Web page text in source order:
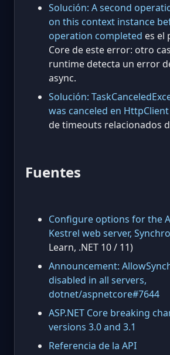
Solución: A second
on this context instance
operation completed es el
Core de este error: otro
runtime detecta un error
async.
Solución:
was canceled en HttpClient
de timeouts relacionados
Fuentes
Configure options for the
Kestrel web server,
Learn, .NET 10 / 11)
Announcement:
disabled in all servers,
dotnet/aspnetcore#7644
ASP.NET Core breaking
versions 3.0 and 3.1
Referencia de la API